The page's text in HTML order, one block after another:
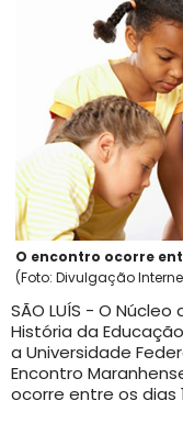
O encontro ocorre
(Foto: Divulgação
SÃO LUÍS - O
História da
a Universidade
Encontro
ocorre entre os dias